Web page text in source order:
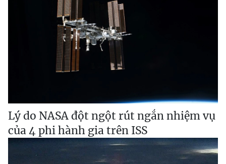
Lý do NASA đột ngột rút ngắn nhiệm vụ
của 4 phi hành gia trên ISS